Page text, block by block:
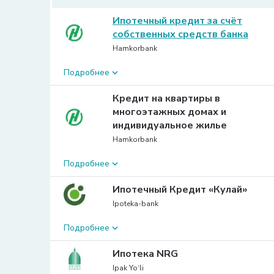
Ипотечный кредит за счёт
собственных средств банка
Hamkorbank
Подробнее
Долгосрочный ипотечный кредит на
индивидуального жилья или квартиры в
Первоначальный взнос:
Кредит на квартиры в
многоэтажных домах и
индивидуальное жилье
Hamkorbank
Подробнее
Цель:
Приобретение сданных в эксплуатацию
вторичном рынке жилья); Ремонт жилья.
(реконструкция) исключаются
Первоначальный взнос:
Ипотечный Кредит «Кулай»
Ipoteka-bank
Подробнее
Цель:
Приобрести жилье на первичном рынке
Ипотека NRG
Ipak Yo‘li